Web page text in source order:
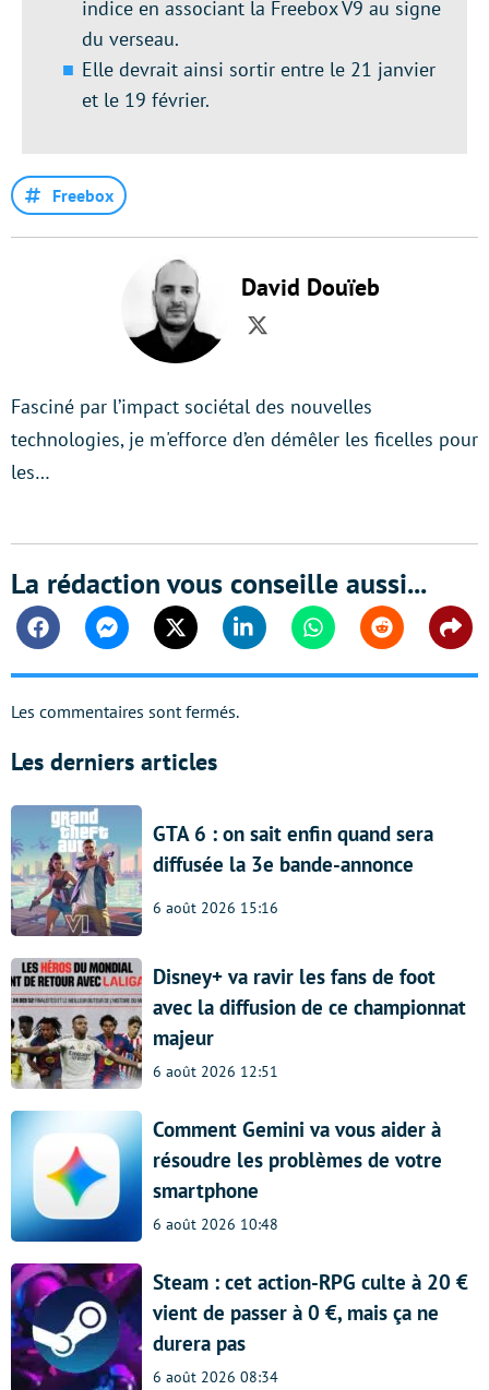
indice en associant la Freebox V9 au signe
du verseau.
Elle devrait ainsi sortir entre le 21 janvier
et le 19 février.
Freebox
David Douïeb
Twitter
Fasciné par l’impact sociétal des nouvelles
technologies, je m'efforce d’en démêler les ficelles pour
les…
La rédaction vous conseille aussi...
FacebookMessengerTwitter Linkedin WhatsappReddit
Les commentaires sont fermés.
Les derniers articles
GTA 6 : on sait enfin quand sera
diffusée la 3e bande-annonce
6 août 2026 15:16
Disney+ va ravir les fans de foot
avec la diffusion de ce championnat
majeur
6 août 2026 12:51
Comment Gemini va vous aider à
résoudre les problèmes de votre
smartphone
6 août 2026 10:48
Steam : cet action-RPG culte à 20 €
vient de passer à 0 €, mais ça ne
durera pas
6 août 2026 08:34